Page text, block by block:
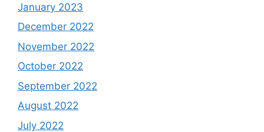
January 2023
December 2022
November 2022
October 2022
September 2022
August 2022
July 2022